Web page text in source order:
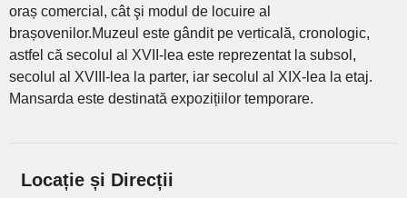
oraș comercial, cât şi modul de locuire al
brașovenilor.Muzeul este gândit pe verticală, cronologic,
astfel că secolul al XVII-lea este reprezentat la subsol,
secolul al XVIII-lea la parter, iar secolul al XIX-lea la etaj.
Mansarda este destinată expozițiilor temporare.
Locație și Direcții